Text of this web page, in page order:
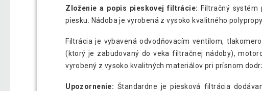
Zloženie a popis pieskovej filtrácie: Filtračný
piesku. Nádoba je vyrobená z vysoko kvalitného
Filtrácia je vybavená odvodňovacím ventilom,
(ktorý je zabudovaný do veka filtračnej nádoby),
vyrobený z vysoko kvalitných materiálov pri prísnom
Upozornenie: Štandardne je piesková filtrácia